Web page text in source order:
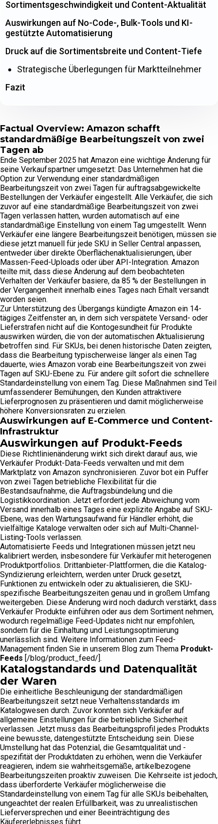
Factual Overview: Amazon schafft
standardmäßige Bearbeitungszeit von zwei
Tagen ab
Ende September 2025 hat Amazon eine wichtige Änderung für
seine Verkaufspartner umgesetzt: Das Unternehmen hat die
Option zur Verwendung einer standardmäßigen
Bearbeitungszeit von zwei Tagen für auftragsabgewickelte
Bestellungen der Verkäufer eingestellt. Alle Verkäufer, die sich
zuvor auf eine standardmäßige Bearbeitungszeit von zwei
Tagen verlassen hatten, wurden automatisch auf eine
standardmäßige Einstellung von einem Tag umgestellt. Wenn
Verkäufer eine längere Bearbeitungszeit benötigen, müssen sie
diese jetzt manuell für jede SKU in Seller Central anpassen,
entweder über direkte Oberflächenaktualisierungen, über
Massen-Feed-Uploads oder über API-Integration. Amazon
teilte mit, dass diese Änderung auf dem beobachteten
Verhalten der Verkäufer basiere, da 85 % der Bestellungen in
der Vergangenheit innerhalb eines Tages nach Erhalt versandt
worden seien.
Zur Unterstützung des Übergangs kündigte Amazon ein 14-
tägiges Zeitfenster an, in dem sich verspätete Versand- oder
Lieferstrafen nicht auf die Kontogesundheit für Produkte
auswirken würden, die von der automatischen Aktualisierung
betroffen sind. Für SKUs, bei denen historische Daten zeigten,
dass die Bearbeitung typischerweise länger als einen Tag
dauerte, wies Amazon vorab eine Bearbeitungszeit von zwei
Tagen auf SKU-Ebene zu. Für andere gilt sofort die schnellere
Standardeinstellung von einem Tag. Diese Maßnahmen sind Teil
umfassenderer Bemühungen, den Kunden attraktivere
Lieferprognosen zu präsentieren und damit möglicherweise
höhere Konversionsraten zu erzielen.
Auswirkungen auf E-Commerce und Content-
Infrastruktur
Auswirkungen auf Produkt-Feeds
Diese Richtlinienänderung wirkt sich direkt darauf aus, wie
Verkäufer Produkt-Data-Feeds verwalten und mit dem
Marktplatz von Amazon synchronisieren. Zuvor bot ein Puffer
von zwei Tagen betriebliche Flexibilität für die
Bestandsaufnahme, die Auftragsbündelung und die
Logistikkoordination. Jetzt erfordert jede Abweichung vom
Versand innerhalb eines Tages eine explizite Angabe auf SKU-
Ebene, was den Wartungsaufwand für Händler erhöht, die
vielfältige Kataloge verwalten oder sich auf Multi-Channel-
Listing-Tools verlassen.
Automatisierte Feeds und Integrationen müssen jetzt neu
kalibriert werden, insbesondere für Verkäufer mit heterogenen
Produktportfolios. Drittanbieter-Plattformen, die die Katalog-
Syndizierung erleichtern, werden unter Druck gesetzt,
Funktionen zu entwickeln oder zu aktualisieren, die SKU-
spezifische Bearbeitungszeiten genau und in großem Umfang
weitergeben. Diese Änderung wird noch dadurch verstärkt, dass
Verkäufer Produkte einführen oder aus dem Sortiment nehmen,
wodurch regelmäßige Feed-Updates nicht nur empfohlen,
sondern für die Einhaltung und Leistungsoptimierung
unerlässlich sind. Weitere Informationen zum Feed-
Management finden Sie in unserem Blog zum Thema Produkt-
Feeds [/blog/product_feed/].
Katalogstandards und Datenqualität
der Waren
Die einheitliche Beschleunigung der standardmäßigen
Bearbeitungszeit setzt neue Verhaltensstandards im
Katalogwesen durch. Zuvor konnten sich Verkäufer auf
allgemeine Einstellungen für die betriebliche Sicherheit
verlassen. Jetzt muss das Bearbeitungsprofil jedes Produkts
eine bewusste, datengestützte Entscheidung sein. Diese
Umstellung hat das Potenzial, die Gesamtqualität und -
spezifität der Produktdaten zu erhöhen, wenn die Verkäufer
reagieren, indem sie wahrheitsgemäße, artikelbezogene
Bearbeitungszeiten proaktiv zuweisen. Die Kehrseite ist jedoch,
dass überforderte Verkäufer möglicherweise die
Standardeinstellung von einem Tag für alle SKUs beibehalten,
ungeachtet der realen Erfüllbarkeit, was zu unrealistischen
Lieferversprechen und einer Beeinträchtigung des
Käufererlebnisses führt.
Sortimentsgeschwindigkeit und Content-Aktualität
Auswirkungen auf No-Code-, Bulk-Tools und KI-
gestützte Automatisierung
Druck auf die Sortimentsbreite und Content-Tiefe
Strategische Überlegungen für Marktteilnehmer
Fazit